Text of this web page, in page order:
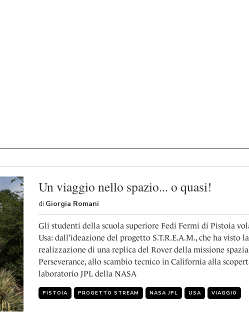
Un viaggio nello spazio... o quasi!
di Giorgia Romani
Gli studenti della scuola superiore Fedi Fermi di Pistoia
Usa: dall’ideazione del progetto S.T.R.E.A.M., che ha visto la
realizzazione di una replica del Rover della missione
Perseverance, allo scambio tecnico in California alla
laboratorio JPL della NASA
PISTOIA PROGETTO STREAM NASA JPL USA VIAGGIO